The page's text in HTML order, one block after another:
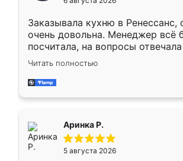
мебели буду заказывать только
Заказывала кухню в Ренессанс,
очень довольна. Менеджер всё
посчитала, на вопросы отвечала
Замерщик приехал в субботу,
делу со всей
за день, ребята работали
Читать полностью
Аринка Р.
5 августа 2026